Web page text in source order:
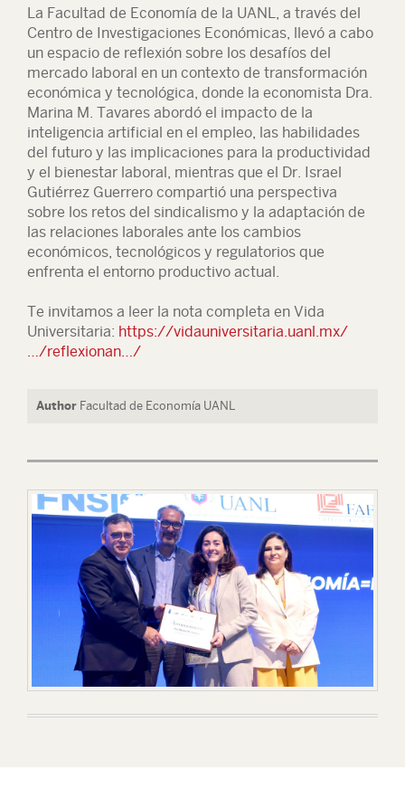
La Facultad de Economía de la UANL, a través del
Centro de Investigaciones Económicas, llevó a cabo
un espacio de reflexión sobre los desafíos del
mercado laboral en un contexto de transformación
económica y tecnológica, donde la economista Dra.
Marina M. Tavares abordó el impacto de la
inteligencia artificial en el empleo, las habilidades
del futuro y las implicaciones para la productividad
y el bienestar laboral, mientras que el Dr. Israel
Gutiérrez Guerrero compartió una perspectiva
sobre los retos del sindicalismo y la adaptación de
las relaciones laborales ante los cambios
económicos, tecnológicos y regulatorios que
enfrenta el entorno productivo actual.
Te invitamos a leer la nota completa en Vida
Universitaria: https://vidauniversitaria.uanl.mx/
…/reflexionan…/
Author Facultad de Economía UANL